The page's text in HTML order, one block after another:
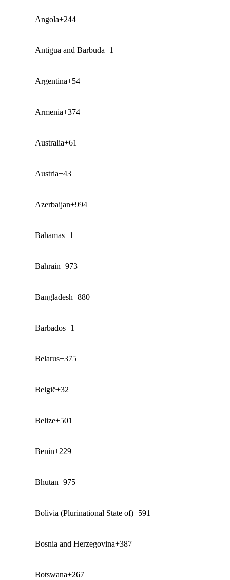
Angola+244
Antigua and Barbuda+1
Argentina+54
Armenia+374
Australia+61
Austria+43
Azerbaijan+994
Bahamas+1
Bahrain+973
Bangladesh+880
Barbados+1
Belarus+375
België+32
Belize+501
Benin+229
Bhutan+975
Bolivia (Plurinational State of)+591
Bosnia and Herzegovina+387
Botswana+267